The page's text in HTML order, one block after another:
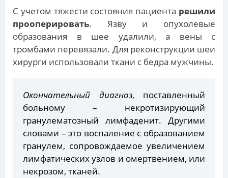
С учетом тяжести состояния пациента решили
прооперировать. Язву и опухолевые
образования в шее удалили, а вены с
тромбами перевязали. Для реконструкции шеи
хирурги использовали ткани с бедра мужчины.
Окончательный диагноз, поставленный
больному – некротизирующий
гранулематозный лимфаденит. Другими
словами – это воспаление с образованием
гранулем, сопровождаемое увеличением
лимфатических узлов и омертвением, или
некрозом, тканей.